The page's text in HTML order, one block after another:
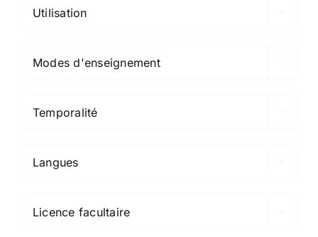
Utilisation
Modes d'enseignement
Temporalité
Langues
Licence facultaire